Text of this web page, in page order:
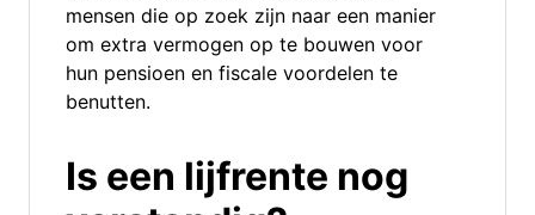
mensen die op zoek zijn naar een manier
om extra vermogen op te bouwen voor
hun pensioen en fiscale voordelen te
benutten.
Is een lijfrente nog